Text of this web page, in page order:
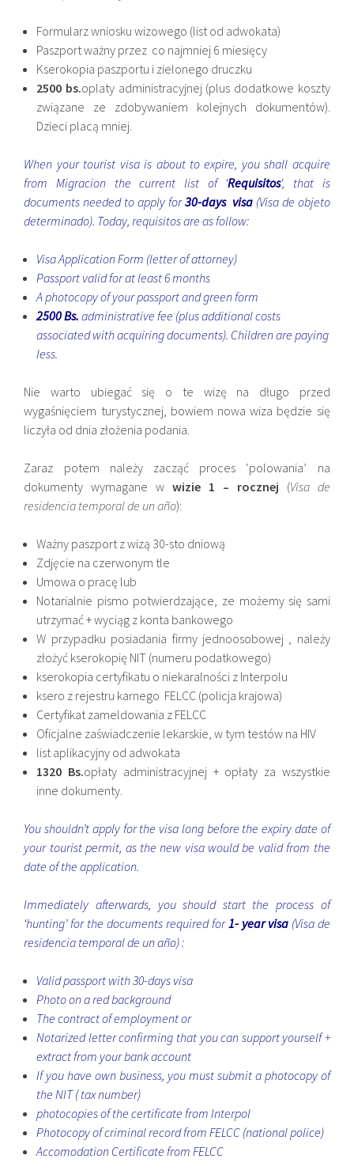
Formularz wniosku wizowego (list od adwokata)
Paszport ważny przez co najmniej 6 miesięcy
Kserokopia paszportu i zielonego druczku
2500 bs.oplaty administracyjnej (plus dodatkowe koszty
związane ze zdobywaniem kolejnych dokumentów).
Dzieci placą mniej.
When your tourist visa is about to expire, you shall acquire
from Migracion the current list of ‘Requisitos‘, that is
documents needed to apply for30-days visa (Visa de objeto
determinado). Today, requisitos are as follow:
Visa Application Form (letter of attorney)
Passport valid for at least 6 months
A photocopy of your passport and green form
2500 Bs. administrative fee (plus additional costs
associated with acquiring documents). Children are paying
less.
Nie warto ubiegać się o te wizę na długo przed
wygaśnięciem turystycznej, bowiem nowa wiza będzie się
liczyła od dnia złożenia podania.
Zaraz potem należy zacząć proces ‘polowania’ na
dokumenty wymagane w wizie 1 – rocznej (Visa de
residencia temporal de un año):
Ważny paszport z wizą 30-sto dniową
Zdjęcie na czerwonym tle
Umowa o pracę lub
Notarialnie pismo potwierdzające, ze możemy się sami
utrzymać + wyciąg z konta bankowego
W przypadku posiadania firmy jednoosobowej , należy
złożyć kserokopię NIT (numeru podatkowego)
kserokopia certyfikatu o niekaralności z Interpolu
ksero z rejestru karnego FELCC (policja krajowa)
Certyfikat zameldowania z FELCC
Oficjalne zaświadczenie lekarskie, w tym testów na HIV
list aplikacyjny od adwokata
1320 Bs.opłaty administracyjnej + opłaty za wszystkie
inne dokumenty.
You shouldn’t apply for the visa long before the expiry date of
your tourist permit, as the new visa would be valid from the
date of the application.
Immediately afterwards, you should start the process of
‘hunting’ for the documents required for1- year visa(Visa de
residencia temporal de un año) :
Valid passport with 30-days visa
Photo on a red background
The contract of employment or
Notarized letter confirming that you can support yourself +
extract from your bank account
If you have own business, you must submit a photocopy of
the NIT ( tax number)
photocopies of the certificate from Interpol
Photocopy of criminal record from FELCC (national police)
Accomodation Certificate from FELCC